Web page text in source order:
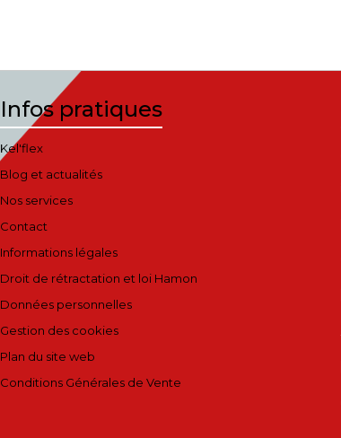
Infos pratiques
Kel'flex
Blog et actualités
Nos services
Contact
Informations légales
Droit de rétractation et loi Hamon
Données personnelles
Gestion des cookies
Plan du site web
Conditions Générales de Vente